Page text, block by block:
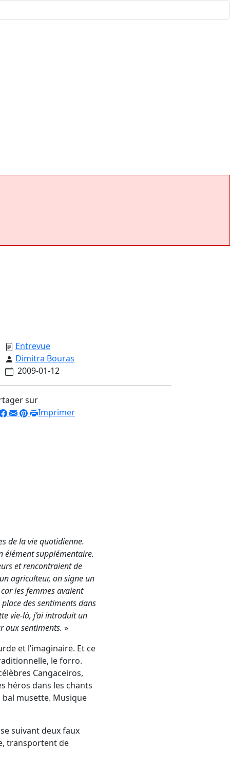
Entrevue
Dimitra Bouras
2009-01-12
sur
Imprimer
de la vie quotidienne.
élément supplémentaire.
et rencontraient de
agriculteur, on signe un
les femmes avaient
des sentiments dans
vie-là, j’ai introduit un
aux sentiments. »
et l’imaginaire. Et ce
le forro.
Cangaceiros,
héros dans les chants
musette. Musique
suivant deux faux
transportent de